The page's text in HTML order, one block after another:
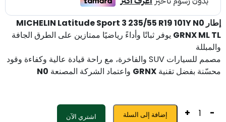
إطار MICHELIN Latitude Sport 3 235/55 R19 101Y N0
GRNX ML TL يوفر ثباتًا وأداءً رياضيًا ممتازين على الطرق الجافة
والمبللة
مصمم للسيارات SUV والفاخرة، مع راحة قيادة عالية وكفاءة وقود
محسّنة بفضل تقنية GRNX واعتماد الشركة المصنعة N0
-
+ إضافة إلى السلة اشتري الآن